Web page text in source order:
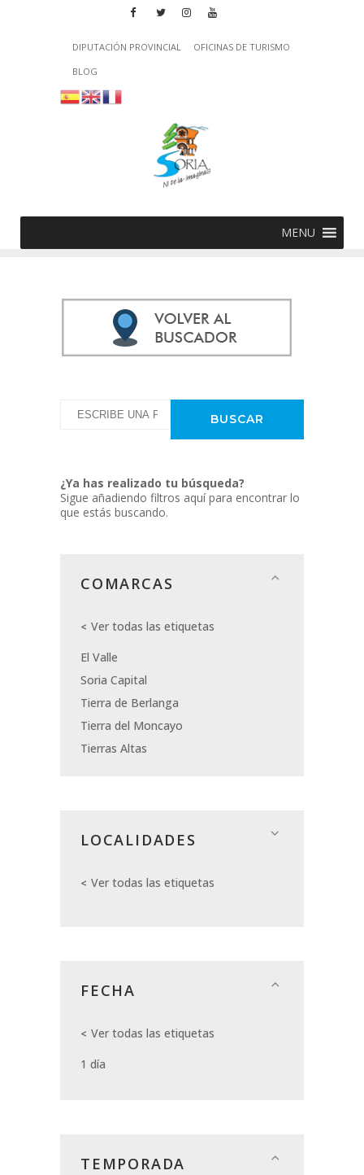
DIPUTACIÓN PROVINCIAL
OFICINAS DE TURISMO
BLOG
MENU
¿Ya has realizado tu búsqueda?
Sigue añadiendo filtros aquí para encontrar lo
que estás buscando.
COMARCAS
Ver todas las etiquetas
El Valle
Soria Capital
Tierra de Berlanga
Tierra del Moncayo
Tierras Altas
LOCALIDADES
Ver todas las etiquetas
FECHA
Ver todas las etiquetas
1 día
TEMPORADA